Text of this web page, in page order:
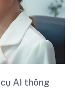
AI thông